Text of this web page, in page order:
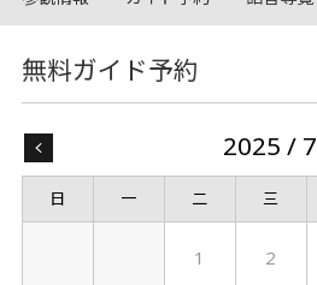
無料ガイド予約
2025 / 7
日 一 二 三
1 2